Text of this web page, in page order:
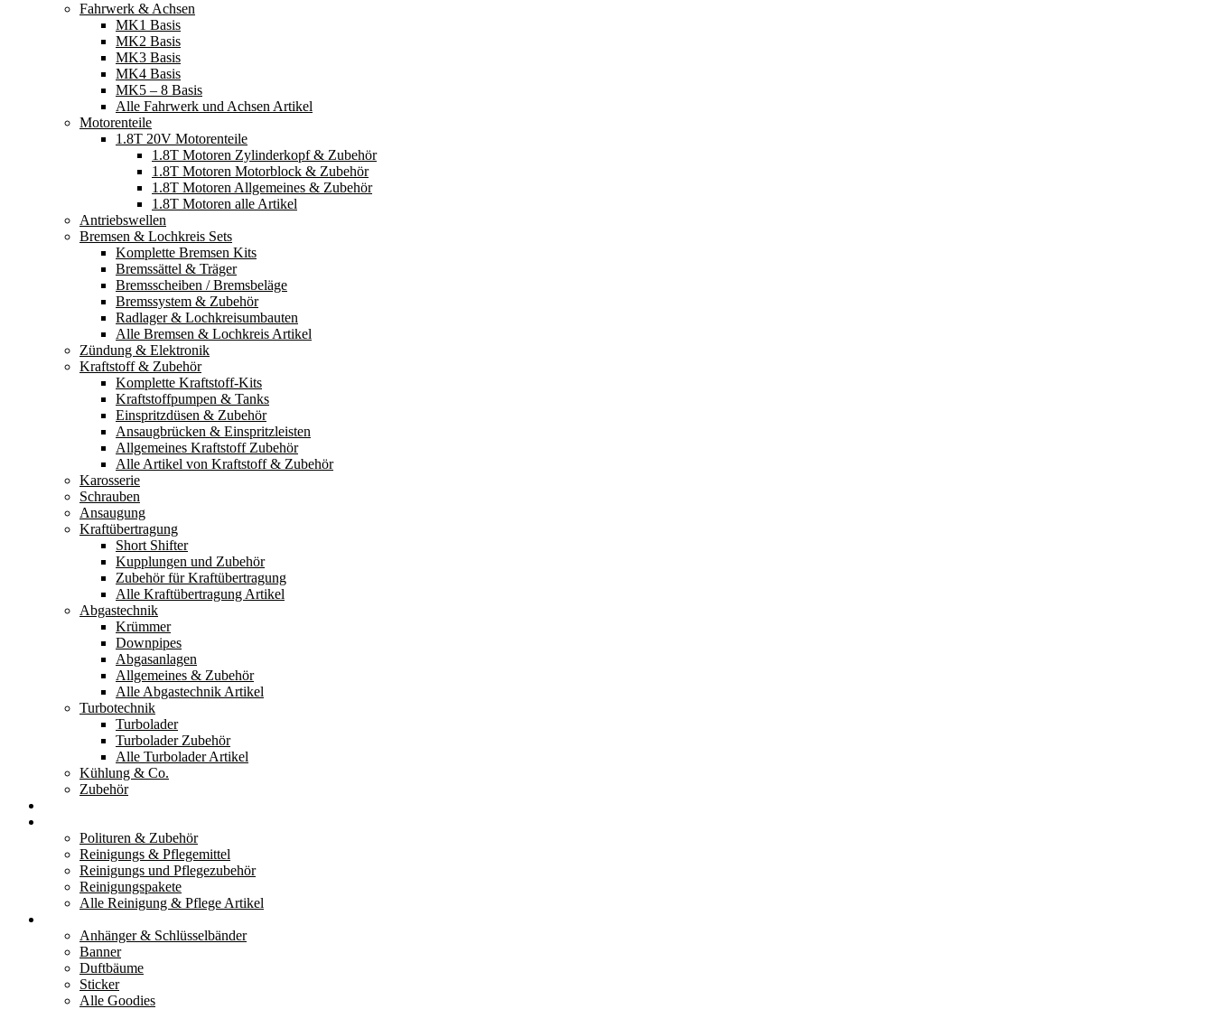
Fahrwerk & Achsen
MK1 Basis
MK2 Basis
MK3 Basis
MK4 Basis
MK5 – 8 Basis
Alle Fahrwerk und Achsen Artikel
Motorenteile
1.8T 20V Motorenteile
1.8T Motoren Zylinderkopf & Zubehör
1.8T Motoren Motorblock & Zubehör
1.8T Motoren Allgemeines & Zubehör
1.8T Motoren alle Artikel
Antriebswellen
Bremsen & Lochkreis Sets
Komplette Bremsen Kits
Bremssättel & Träger
Bremsscheiben / Bremsbeläge
Bremssystem & Zubehör
Radlager & Lochkreisumbauten
Alle Bremsen & Lochkreis Artikel
Zündung & Elektronik
Kraftstoff & Zubehör
Komplette Kraftstoff-Kits
Kraftstoffpumpen & Tanks
Einspritzdüsen & Zubehör
Ansaugbrücken & Einspritzleisten
Allgemeines Kraftstoff Zubehör
Alle Artikel von Kraftstoff & Zubehör
Karosserie
Schrauben
Ansaugung
Kraftübertragung
Short Shifter
Kupplungen und Zubehör
Zubehör für Kraftübertragung
Alle Kraftübertragung Artikel
Abgastechnik
Krümmer
Downpipes
Abgasanlagen
Allgemeines & Zubehör
Alle Abgastechnik Artikel
Turbotechnik
Turbolader
Turbolader Zubehör
Alle Turbolader Artikel
Kühlung & Co.
Zubehör
Polituren & Zubehör
Reinigungs & Pflegemittel
Reinigungs und Pflegezubehör
Reinigungspakete
Alle Reinigung & Pflege Artikel
Anhänger & Schlüsselbänder
Banner
Duftbäume
Sticker
Alle Goodies